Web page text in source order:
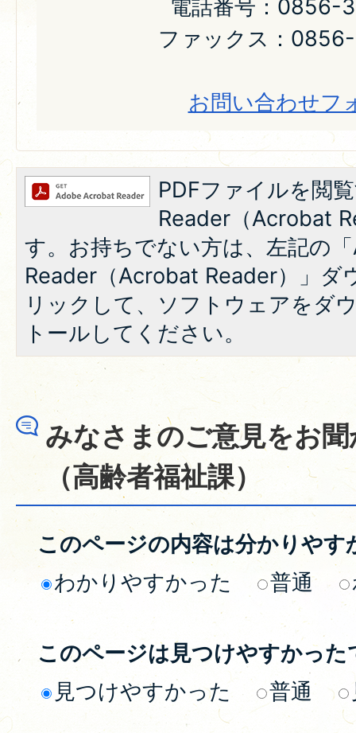
電話番号：0856-
ファックス：
お問い合わせフ
PDFファイルを閲
Reader（Acrobat
す。お持ちでない方は、左記の
Reader（Acrobat Reader）」ダ
リックして、ソフトウェアをダ
トールしてください。
みなさまのご意見をお
（高齢者福祉課）
このページの内容は分かりやす
わかりやすかった
普通
このページは見つけやすかった
見つけやすかった
普通